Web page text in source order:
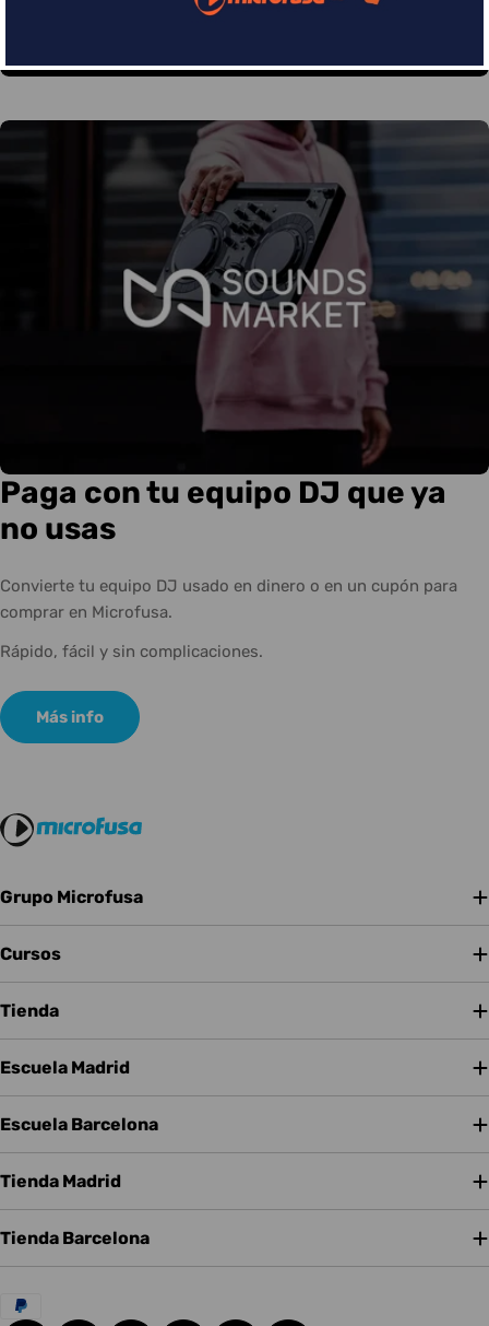
Paga con tu equipo DJ que ya
no usas
Convierte tu equipo DJ usado en dinero o en un cupón para
comprar en Microfusa.
Rápido, fácil y sin complicaciones.
Más info
Grupo Microfusa
Cursos
Tienda
Escuela Madrid
Escuela Barcelona
Tienda Madrid
Tienda Barcelona
Métodos